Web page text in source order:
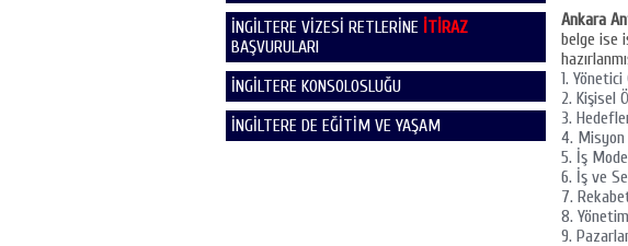
İNGİLTERE VİZESİ RETLERİNE İTİRAZ
BAŞVURULARI
İNGİLTERE KONSOLOSLUĞU
İNGİLTERE DE EĞİTİM VE YAŞAM
Ankara
belge ise
Yönetici
Kişisel
Misyon
İş
İş ve